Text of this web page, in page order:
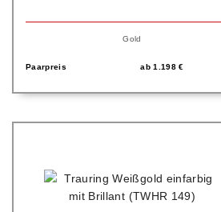
Gold
Paarpreis ab1.198€